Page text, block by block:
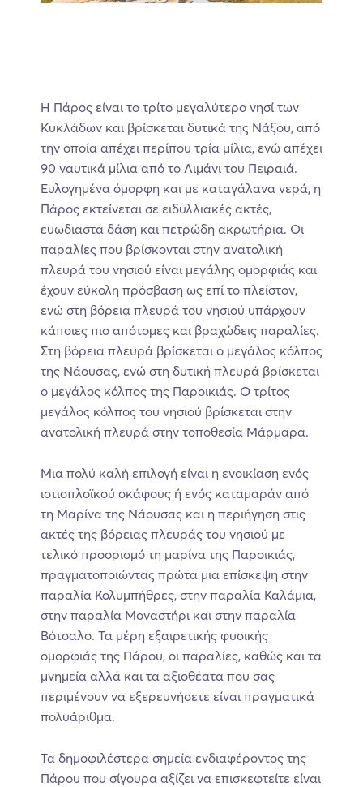
Η Πάρος είναι το τρίτο μεγαλύτερο νησί των
Κυκλάδων και βρίσκεται δυτικά της Νάξου, από
την οποία απέχει περίπου τρία μίλια, ενώ απέχει
90 ναυτικά μίλια από το Λιμάνι του Πειραιά.
Ευλογημένα όμορφη και με καταγάλανα νερά, η
Πάρος εκτείνεται σε ειδυλλιακές ακτές,
ευωδιαστά δάση και πετρώδη ακρωτήρια. Οι
παραλίες που βρίσκονται στην ανατολική
πλευρά του νησιού είναι μεγάλης ομορφιάς και
έχουν εύκολη πρόσβαση ως επί το πλείστον,
ενώ στη βόρεια πλευρά του νησιού υπάρχουν
κάποιες πιο απότομες και βραχώδεις παραλίες.
Στη βόρεια πλευρά βρίσκεται ο μεγάλος κόλπος
της Νάουσας, ενώ στη δυτική πλευρά βρίσκεται
ο μεγάλος κόλπος της Παροικιάς. Ο τρίτος
μεγάλος κόλπος του νησιού βρίσκεται στην
ανατολική πλευρά στην τοποθεσία Μάρμαρα.
Μια πολύ καλή επιλογή είναι η ενοικίαση ενός
ιστιοπλοϊκού σκάφους ή ενός καταμαράν από
τη Μαρίνα της Νάουσας και η περιήγηση στις
ακτές της βόρειας πλευράς του νησιού με
τελικό προορισμό τη μαρίνα της Παροικιάς,
πραγματοποιώντας πρώτα μια επίσκεψη στην
παραλία Κολυμπήθρες, στην παραλία Καλάμια,
στην παραλία Μοναστήρι και στην παραλία
Βότσαλο. Τα μέρη εξαιρετικής φυσικής
ομορφιάς της Πάρου, οι παραλίες, καθώς και τα
μνημεία αλλά και τα αξιοθέατα που σας
περιμένουν να εξερευνήσετε είναι πραγματικά
πολυάριθμα.
Τα δημοφιλέστερα σημεία ενδιαφέροντος της
Πάρου που σίγουρα αξίζει να επισκεφτείτε είναι